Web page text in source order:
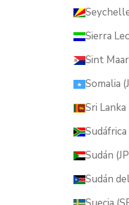
Sierra
Sint
Somalia
Sri Lanka
Sudáfrica
Sudán
Sudán